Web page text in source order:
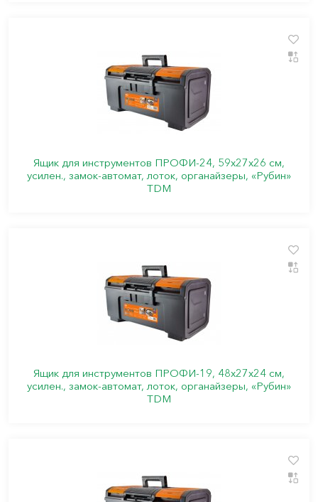
Ящик для инструментов ПРОФИ-24, 59х27х26 см,
усилен., замок-автомат, лоток, органайзеры, «Рубин»
TDM
Ящик для инструментов ПРОФИ-19, 48х27х24 см,
усилен., замок-автомат, лоток, органайзеры, «Рубин»
TDM